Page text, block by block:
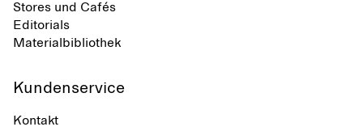
Stores und Cafés
Editorials
Materialbibliothek
Kundenservice
Kontakt